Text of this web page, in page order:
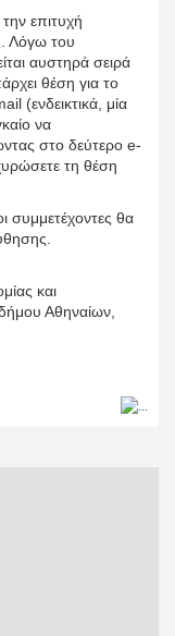
επιτυχή
Λόγω του
αυστηρά σειρά
θέση για το
(ενδεικτικά, μία
να
στο δεύτερο e-
τη θέση
συμμετέχοντες θα
και
Αθηναίων,